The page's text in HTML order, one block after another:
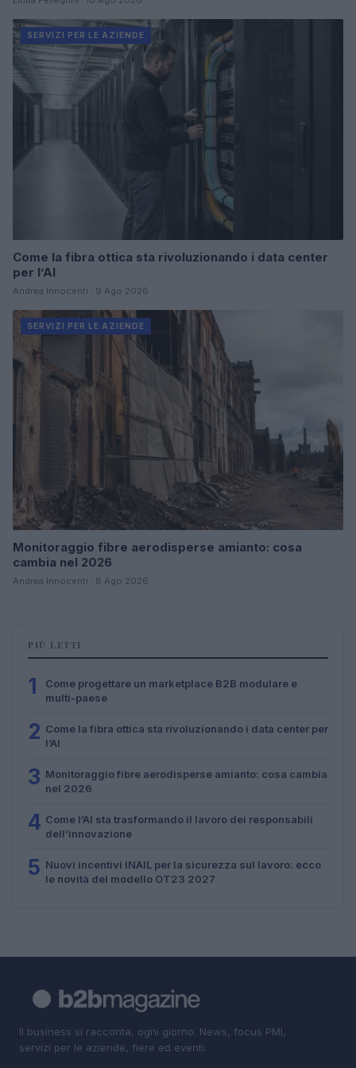
SERVIZI PER LE AZIENDE
Come la fibra ottica sta rivoluzionando i data center
per l’AI
Andrea Innocenti · 9 Ago 2026
SERVIZI PER LE AZIENDE
Monitoraggio fibre aerodisperse amianto: cosa
cambia nel 2026
Andrea Innocenti · 8 Ago 2026
PIÙ LETTI
1
Come progettare un marketplace B2B modulare e
multi-paese
2 Come la fibra ottica sta rivoluzionando i data center per
l’AI
3 Monitoraggio fibre aerodisperse amianto: cosa cambia
nel 2026
4 Come l’AI sta trasformando il lavoro dei responsabili
dell’innovazione
5 Nuovi incentivi INAIL per la sicurezza sul lavoro: ecco
le novità del modello OT23 2027
Il business si racconta, ogni giorno. News, focus PMI,
servizi per le aziende, fiere ed eventi.